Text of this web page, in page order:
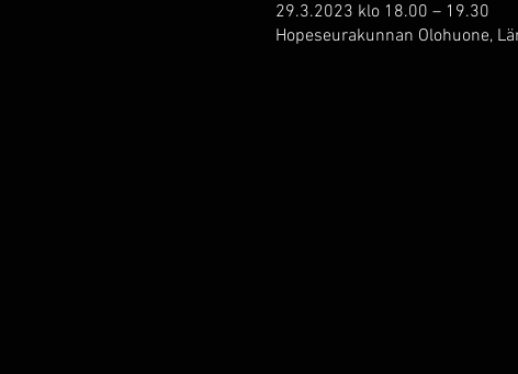
29.3.2023 klo 18.00 – 19.30
Hopeseurakunnan Olohuone,